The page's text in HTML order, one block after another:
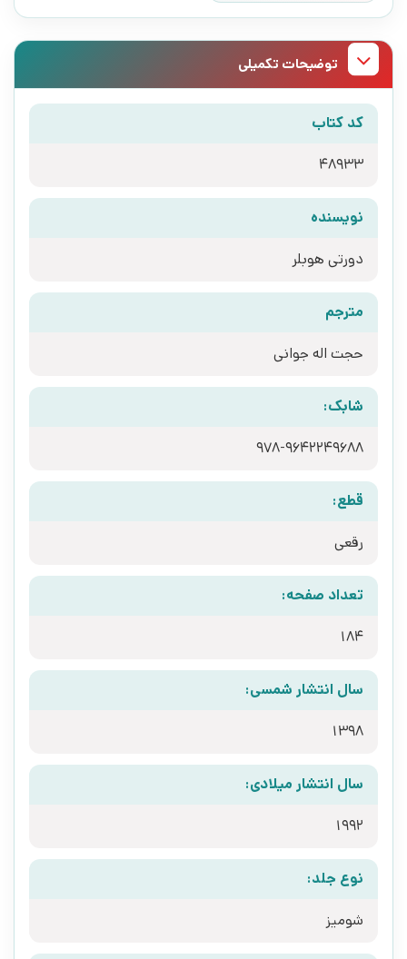
توضیحات تکمیلی
کد کتاب
48933
نویسنده
دورتی هوبلر
مترجم
حجت اله جوانی
شابک:
978-9642249688
قطع:
رقعی
تعداد صفحه:
184
سال انتشار شمسی:
1398
سال انتشار میلادی:
1992
نوع جلد:
شومیز